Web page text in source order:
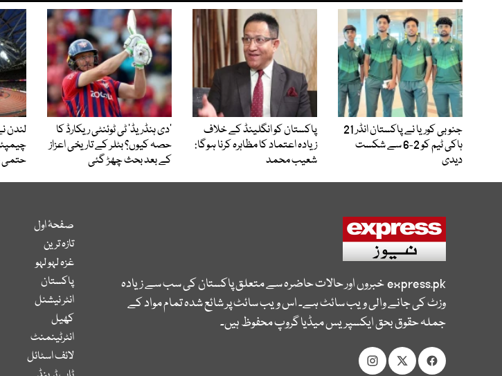
جنوبی کوریا نے پاکستان انڈر 21
ہاکی ٹیم کو 2-6 سے شکست
دیدی
پاکستان کو انگلینڈ کے خلاف
زیادہ اعتماد کا مظاہرہ کرنا ہوگا:
شعیب محمد
’دی ہنڈریڈ‘ ٹی ٹوئنٹی ریکارڈ کا
حصہ کیوں؟ بٹلر کے تاریخی اعزاز
کے بعد بحث چھڑ گئی
حتمی
express.pkخبروں اور حالات حاضرہ سے متعلق پاکستان کی سب سے زیادہ
وزٹ کی جانے والی ویب سائٹ ہے۔ اس ویب سائٹ پر شائع شدہ تمام مواد کے
جملہ حقوق بحق ایکسپریس میڈیا گروپ محفوظ ہیں۔
صفحۂ اول
تازہ ترین
غزہ لہو لہو
پاکستان
انٹر نیشنل
کھیل
انٹرٹینمنٹ
لائف اسٹائل